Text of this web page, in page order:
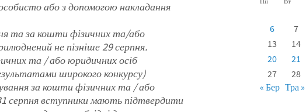
або з допомогою накладання
та за кошти фізичних та/або
не пізніше 29 серпня.
та / або юридичних осіб
широкого конкурсу)
за кошти фізичних та / або
серпня вступники мають підтвердити
6
7
13
14
20
21
27
28
« Бер Тра »